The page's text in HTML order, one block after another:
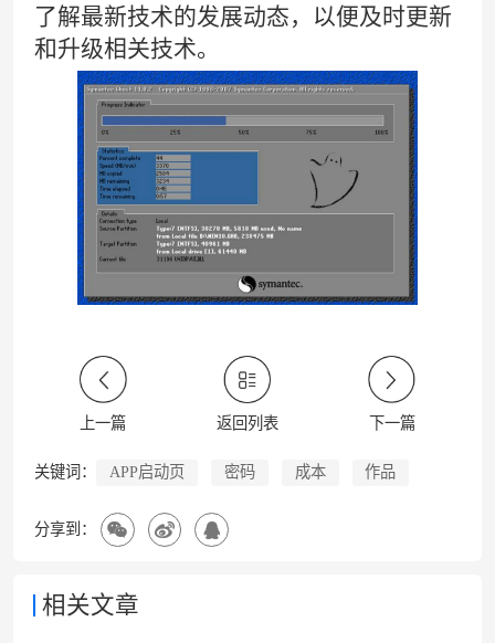
了解最新技术的发展动态，以便及时更新
和升级相关技术。
上一篇 返回列表 下一篇
关键词： APP启动页 密码 成本 作品
分享到：
相关文章